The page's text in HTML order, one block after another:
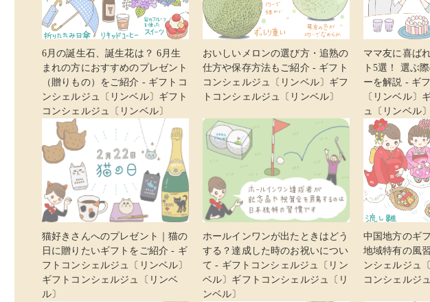
6月の誕生石、誕生花は？ 6月生
まれの方におすすめのプレゼント
（贈りもの）をご紹介 - ギフトコ
ンシェルジュ〔リンベル〕ギフト
コンシェルジュ〔リンベル〕
おいしいメロンの選び方・追熟の
仕方や保存方法もご紹介 - ギフト
コンシェルジュ〔リンベル〕ギフ
トコンシェルジュ〔リンベル〕
ママ友に喜ば
ト5選！ 選ぶ
ーを解説 - ギ
〔リンベル〕
ュ〔リンベル〕
猫好きさんへのプレゼント｜猫の
日に贈りたいギフトをご紹介 - ギ
フトコンシェルジュ〔リンベル〕
ギフトコンシェルジュ〔リンベ
ル〕
ホールインワンが出たときはどう
する？達成した時のお祝いについ
て - ギフトコンシェルジュ〔リン
ベル〕ギフトコンシェルジュ〔リ
ンベル〕
中国地方のギ
地域特有の風
ンシェルジュ
コンシェルジ